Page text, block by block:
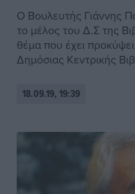
Ο Βουλευτής Γιάννης
το μέλος του Δ.Σ της
θέμα που έχει
Δημόσιας Κεντρικής
18.09.19, 19:39